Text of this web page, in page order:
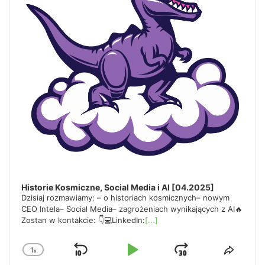
Historie Kosmiczne, Social Media i AI [04.2025]
Dzisiaj rozmawiamy: – o historiach kosmicznych– nowym
CEO Intela– Social Media– zagrożeniach wynikających z AI🔥
Zostan w kontakcie: 👇💻LinkedIn:[...]
Change
1x
Skip
Play
Jump
Share